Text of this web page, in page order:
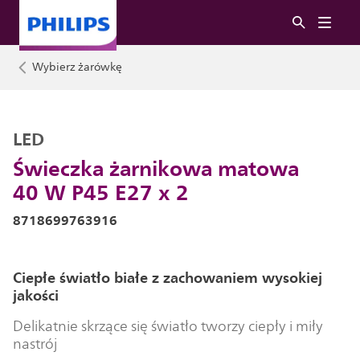
Wybierz żarówkę
Świeczka żarnikowa matowa
40 W P45 E27 x 2
LED
8718699763916
Ciepłe światło białe z zachowaniem wysokiej
jakości
Delikatnie skrzące się światło tworzy ciepły i miły
nastrój